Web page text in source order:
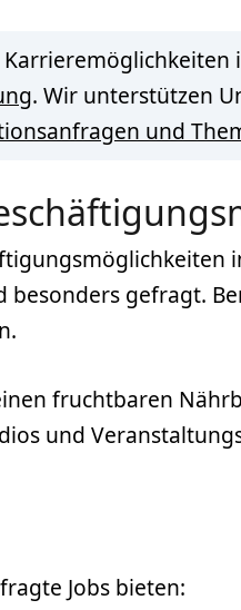
. Wir unterstützen
und
gefragt.
fruchtbaren
und
Jobs bieten: